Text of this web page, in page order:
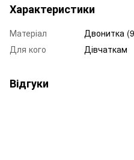
Характеристики
Матеріал
Двонитка
Для кого
Дівчаткам
Відгуки